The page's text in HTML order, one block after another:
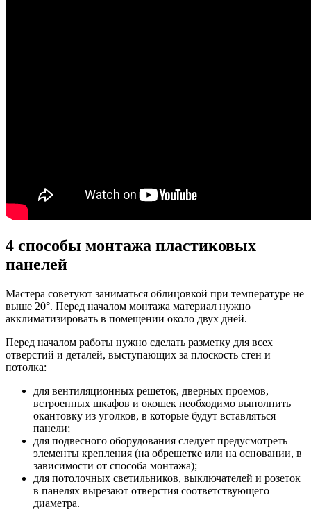
4 способы монтажа пластиковых
панелей
Мастера советуют заниматься облицовкой при температуре не
выше 20°. Перед началом монтажа материал нужно
акклиматизировать в помещении около двух дней.
Перед началом работы нужно сделать разметку для всех
отверстий и деталей, выступающих за плоскость стен и
потолка:
для вентиляционных решеток, дверных проемов,
встроенных шкафов и окошек необходимо выполнить
окантовку из уголков, в которые будут вставляться
панели;
для подвесного оборудования следует предусмотреть
элементы крепления (на обрешетке или на основании, в
зависимости от способа монтажа);
для потолочных светильников, выключателей и розеток
в панелях вырезают отверстия соответствующего
диаметра.